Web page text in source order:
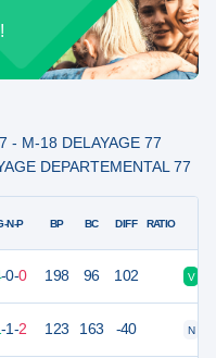
- M-18 DELAYAGE 77
DEPARTEMENTAL 77
N-P BP BC DIFF RATIO
-0-0 198 96 102 V
-1-2 123 163 -40 N